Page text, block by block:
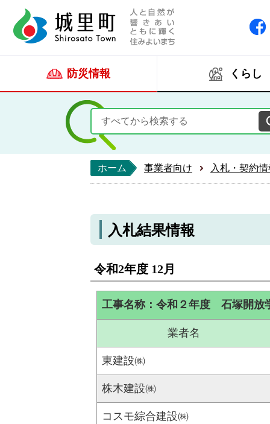
防災情報 くらし
ホーム 事業者向け 入札・契約
入札結果情報
令和2年度 12月
工事名称：令和２年度 石塚開放
業者名
東建設㈱
株木建設㈱
コスモ綜合建設㈱